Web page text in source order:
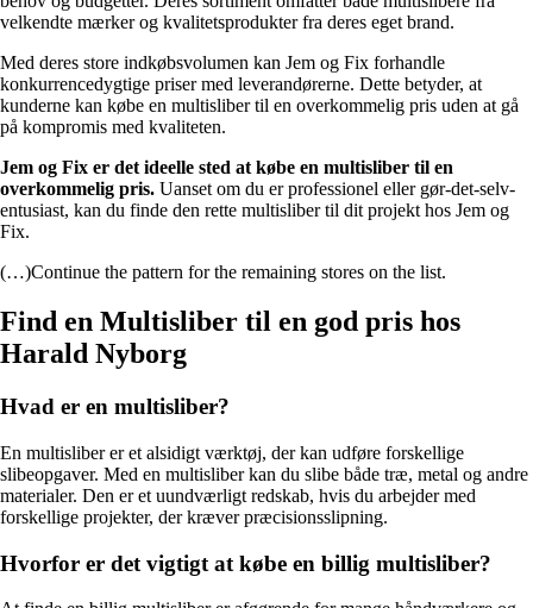
velkendte mærker og kvalitetsprodukter fra deres eget brand.
Med deres store indkøbsvolumen kan Jem og Fix forhandle
konkurrencedygtige priser med leverandørerne. Dette betyder, at
kunderne kan købe en multisliber til en overkommelig pris uden at gå
på kompromis med kvaliteten.
Jem og Fix er det ideelle sted at købe en multisliber til en
overkommelig pris. Uanset om du er professionel eller gør-det-selv-
entusiast, kan du finde den rette multisliber til dit projekt hos Jem og
Fix.
(…)Continue the pattern for the remaining stores on the list.
Find en Multisliber til en god pris hos
Harald Nyborg
Hvad er en multisliber?
En multisliber er et alsidigt værktøj, der kan udføre forskellige
slibeopgaver. Med en multisliber kan du slibe både træ, metal og andre
materialer. Den er et uundværligt redskab, hvis du arbejder med
forskellige projekter, der kræver præcisionsslipning.
Hvorfor er det vigtigt at købe en billig multisliber?